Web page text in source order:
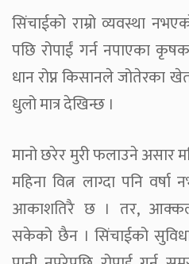
सिंचाईको राम्रो व्यवस्था
पछि रोपाईं गर्न नपाएका
धान रोप्न किसानले जोतेरका
धुलो मात्र देखिन्छ ।
मानो छरेर मुरी फलाउने असार
महिना वित्न लाग्दा पनि
आकाशतिरै छ । तर,
सकेको छैन । सिंचाईको